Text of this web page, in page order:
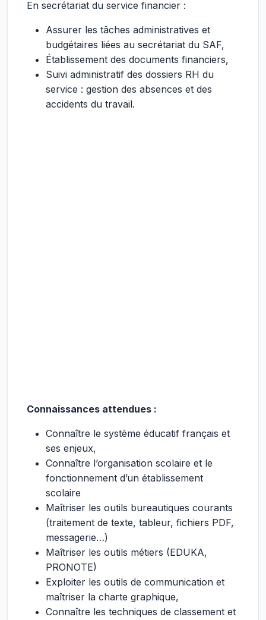
En secrétariat du service financier :
Assurer les tâches administratives et
budgétaires liées au secrétariat du SAF,
Établissement des documents financiers,
Suivi administratif des dossiers RH du
service : gestion des absences et des
accidents du travail.
Connaissances attendues :
Connaître le système éducatif français et
ses enjeux,
Connaître l’organisation scolaire et le
fonctionnement d’un établissement
scolaire
Maîtriser les outils bureautiques courants
(traitement de texte, tableur, fichiers PDF,
messagerie…)
Maîtriser les outils métiers (EDUKA,
PRONOTE)
Exploiter les outils de communication et
maîtriser la charte graphique,
Connaître les techniques de classement et